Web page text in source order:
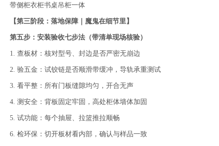
带侧柜衣柜书桌吊柜一体
【第三阶段：落地保障｜魔鬼在细节里】
第五步：安装验收七步法（带清单现场核验）
1. 查板材：核对型号、封边是否严密无崩边
2. 验五金：试铰链是否顺滑带缓冲，导轨承重测试
3. 看平整：所有门板缝隙均匀，开合无声
4. 测安全：背板固定牢固，高处柜体墙体加固
5. 试功能：每个抽屉、拉篮推拉顺畅
6. 检环保：切开板材看内部，确认与样品一致